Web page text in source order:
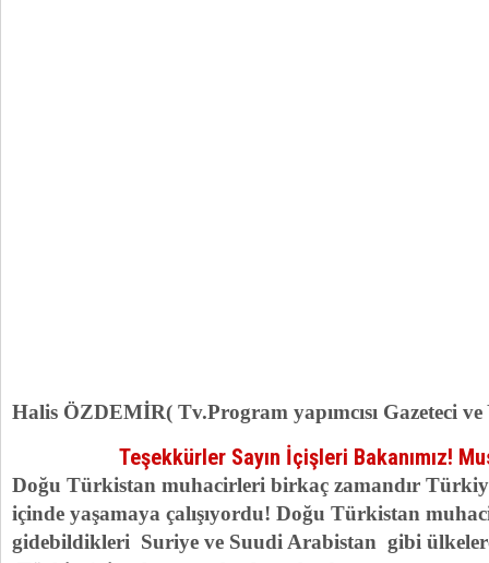
Halis ÖZDEMİR( Tv.Program yapımcısı Gazeteci ve
Teşekkürler Sayın İçişleri Bakanımız!
Doğu Türkistan muhacirleri birkaç zamandır
içinde yaşamaya çalışıyordu! Doğu Türkistan
gidebildikleri Suriye ve Suudi Arabistan gibi